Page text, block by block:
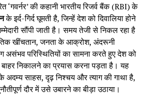
‘गवर्नर’ की कहानी भारतीय रिजर्व बैंक (RBI) के
के इर्द-गिर्द घूमती है, जिन्हें देश को दिवालिया होने
सौंपी जाती है। समय तेजी से निकल रहा है
खींचतान, जनता के आक्रोश, अंदरूनी
असंभव परिस्थितियों का सामना करते हुए देश को
निकालने का प्रयास करना पड़ता है। यह
अदम्य साहस, दृढ़ निश्चय और त्याग की गाथा है,
दौर में उसे उबारने का बीड़ा उठाया।